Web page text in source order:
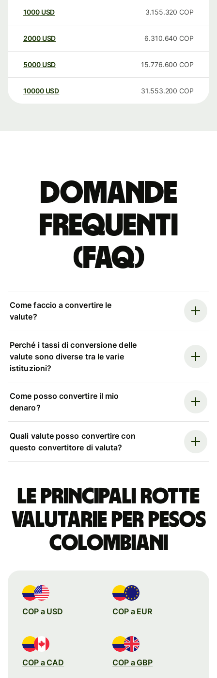
1000 USD 3.155.320 COP
2000 USD 6.310.640 COP
5000 USD 15.776.600 COP
10000 USD 31.553.200 COP
Domande
Frequenti
(FAQ)
Come faccio a convertire le
valute?
Perché i tassi di conversione delle
valute sono diverse tra le varie
istituzioni?
Come posso convertire il mio
denaro?
Quali valute posso convertire con
questo convertitore di valuta?
Le principali rotte
valutarie per pesos
colombiani
COP a USD COP a EUR
COP a CAD COP a GBP